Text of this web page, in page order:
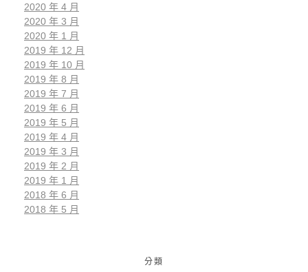
2020 年 4 月
2020 年 3 月
2020 年 1 月
2019 年 12 月
2019 年 10 月
2019 年 8 月
2019 年 7 月
2019 年 6 月
2019 年 5 月
2019 年 4 月
2019 年 3 月
2019 年 2 月
2019 年 1 月
2018 年 6 月
2018 年 5 月
分類